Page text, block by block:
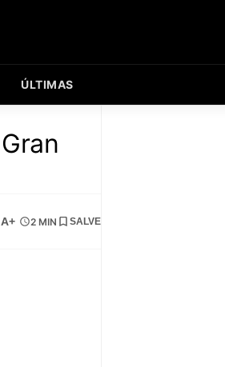
ÚLTIMAS
A+ 2 MIN SALVE